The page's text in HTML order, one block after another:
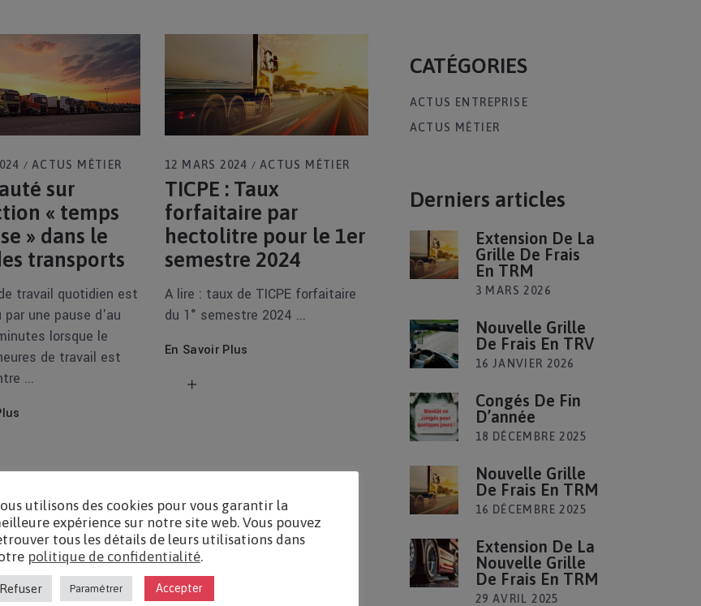
ACTUS MÉTIER
sur
« temps
» dans le
transports
travail quotidien est
par une pause d'au
lorsque le
de travail est
12 MARS 2024 ACTUS MÉTIER
TICPE : Taux
forfaitaire par
hectolitre pour le 1er
semestre 2024
A lire : taux de TICPE forfaitaire
du 1° semestre 2024
En Savoir Plus
CATÉGORIES
ACTUS ENTREPRISE
ACTUS MÉTIER
Derniers articles
Extension De La
Grille De Frais
En TRM
3 MARS 2026
Nouvelle Grille
De Frais En TRV
16 JANVIER 2026
Congés De Fin
D’année
18 DÉCEMBRE 2025
Nouvelle Grille
De Frais En TRM
16 DÉCEMBRE 2025
Extension De La
Nouvelle Grille
De Frais En TRM
29 AVRIL 2025
utilisons des cookies pour vous garantir la
expérience sur notre site web. Vous pouvez
tous les détails de leurs utilisations dans
politique de confidentialité.
Refuser Paramétrer Accepter